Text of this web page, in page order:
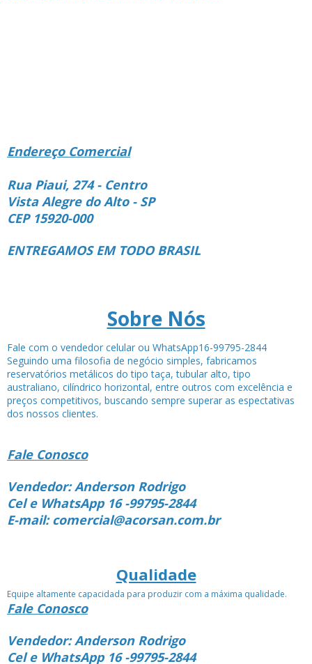
Endereço Comercial
Rua Piaui, 274 - Centro
Vista Alegre do Alto - SP
CEP 15920-000
ENTREGAMOS EM TODO BRASIL
Sobre Nós
Fale com o vendedor celular ou WhatsApp16-99795-2844
Seguindo uma filosofia de negócio simples, fabricamos
reservatórios metálicos do tipo taça, tubular alto, tipo
australiano, cilíndrico horizontal, entre outros com excelência e
preços competitivos, buscando sempre superar as espectativas
dos nossos clientes.
Fale Conosco
Vendedor: Anderson Rodrigo
Cel e WhatsApp 16 -99795-2844
E-mail: comercial@acorsan.com.br
Qualidade
Equipe altamente capacidada para produzir com a máxima qualidade.
Fale Conosco
Vendedor: Anderson Rodrigo
Cel e WhatsApp 16 -99795-2844